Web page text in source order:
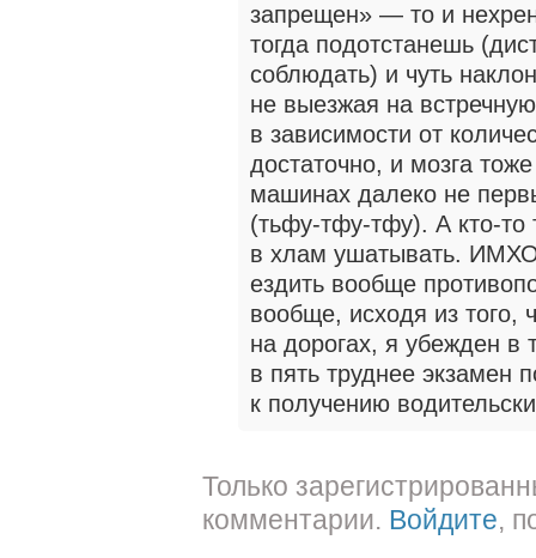
запрещен» — то и
тогда подотстанешь
соблюдать) и чуть
не выезжая на
в зависимости от
достаточно, и мозга
машинах далеко не
(тьфу-тфу-тфу). А кто-то
в хлам ушатывать. ИМХО
ездить вообще
вообще, исходя из того,
на дорогах, я убежден в
в пять труднее экзамен
к получению
Только
комментарии. Войдите,